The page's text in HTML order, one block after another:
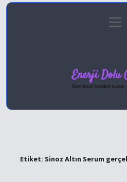
Gizlilik aç
Enerji Dolu
Hayatına hareket
Etiket: Sinoz Altın Serum